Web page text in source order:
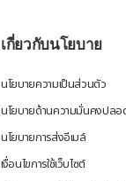
เกี่ยวกับนโยบาย
นโยบายความเป็นส่วนตัว
นโยบายด้านความมั่นคงปล
นโยบายการส่งอีเมล์
เงื่อนไขการใช้เว็บไซต์